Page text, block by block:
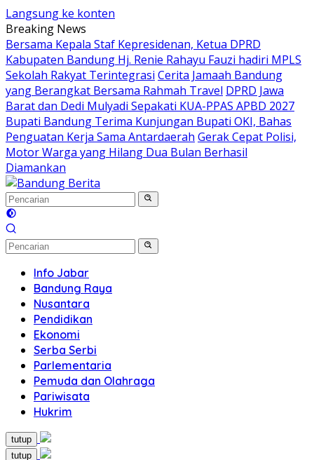
Langsung ke konten
Breaking News
Bersama Kepala Staf Kepresidenan, Ketua DPRD
Kabupaten Bandung Hj. Renie Rahayu Fauzi hadiri MPLS
Sekolah Rakyat Terintegrasi Cerita Jamaah Bandung
yang Berangkat Bersama Rahmah Travel DPRD Jawa
Barat dan Dedi Mulyadi Sepakati KUA-PPAS APBD 2027
Bupati Bandung Terima Kunjungan Bupati OKI, Bahas
Penguatan Kerja Sama Antardaerah Gerak Cepat Polisi,
Motor Warga yang Hilang Dua Bulan Berhasil
Diamankan
Info Jabar
Bandung Raya
Nusantara
Pendidikan
Ekonomi
Serba Serbi
Parlementaria
Pemuda dan Olahraga
Pariwisata
Hukrim
tutup
tutup